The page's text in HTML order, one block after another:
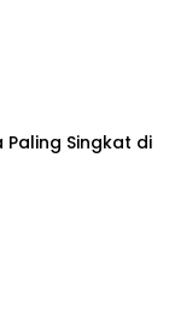
Paling Singkat di